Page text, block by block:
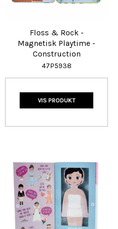
Floss & Rock -
Magnetisk Playtime -
Construction
47P5938
VIS PRODUKT